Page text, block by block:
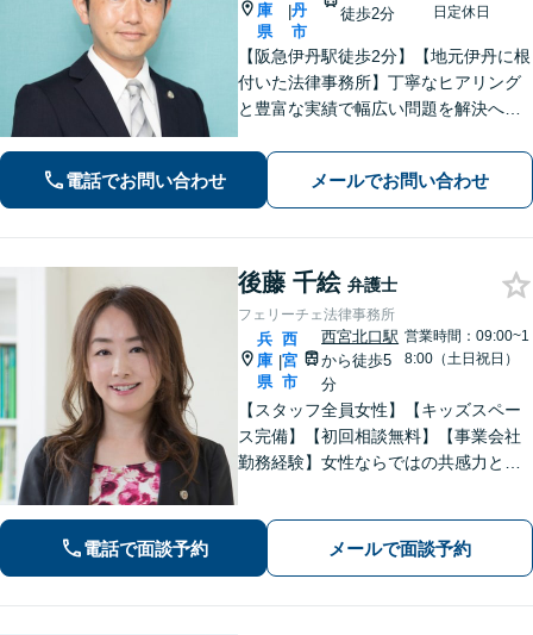
庫
県
|丹
市
徒歩2分
日定休日
【阪急伊丹駅徒歩2分】【地元伊丹に根
付いた法律事務所】丁寧なヒアリング
と豊富な実績で幅広い問題を解決へ導
請求／面会交流など【相続・遺言】相
続放棄／遺産分割調停など【電話・メ
ール相談初回無料】【休日夜間対応
可】
電話でお問い合わせ メールでお問い合わせ
後藤 千絵 弁護士
フェリーチェ法律事務所
兵
庫
県
|
西
宮
市
西宮北口駅
から徒歩5
分
営業時間：09:00~1
8:00（土日祝日）
【スタッフ全員女性】【キッズスペー
ス完備】【初回相談無料】【事業会社
勤務経験】女性ならではの共感力とコ
利を守ります。特に離婚や相続など家
族の事案が得意です。
電話で面談予約 メールで面談予約